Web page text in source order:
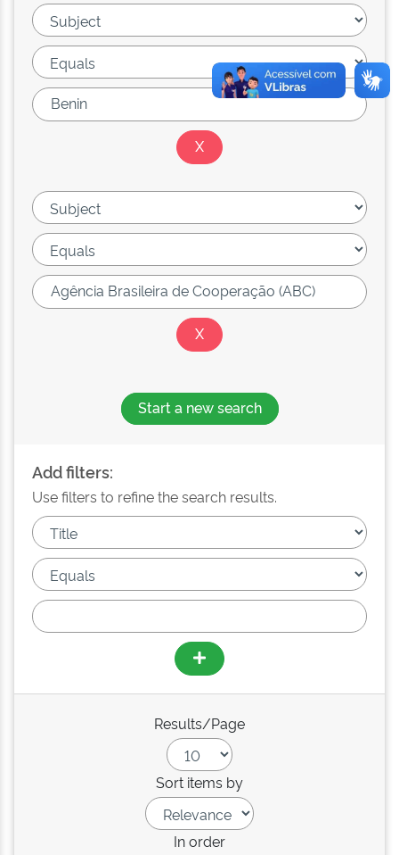
Start a new search
Add filters:
Use filters to refine the search results.
Results/Page
Sort items by
In order